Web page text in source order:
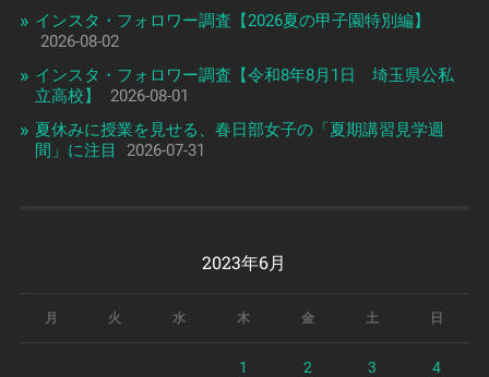
インスタ・フォロワー調査【2026夏の甲子園特別編】
2026-08-02
インスタ・フォロワー調査【令和8年8月1日 埼玉県公私
立高校】
2026-08-01
夏休みに授業を見せる、春日部女子の「夏期講習見学週
間」に注目
2026-07-31
2023年6月
月 火 水 木 金 土 日
1 2 3 4